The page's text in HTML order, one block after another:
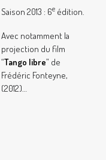
Saison 2013 : 6e édition.
Avec notamment la
projection du film
“Tango libre” de
Frédéric Fonteyne,
(2012)…